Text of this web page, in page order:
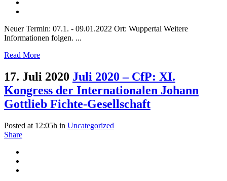
Neuer Termin: 07.1. - 09.01.2022 Ort: Wuppertal Weitere
Informationen folgen. ...
Read More
17. Juli 2020 Juli 2020 – CfP: XI.
Kongress der Internationalen Johann
Gottlieb Fichte-Gesellschaft
Posted at 12:05h in Uncategorized
Share